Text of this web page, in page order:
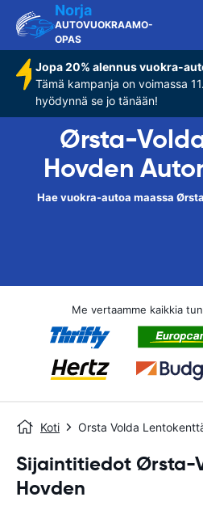
Norja
AUTOVUOKRAAMO-
OPAS
Jopa 20% alennus vuokra-
Tämä kampanja on voimassa
hyödynnä se jo tänään!
Ørsta-
Hovden
Hae vuokra-autoa maassa
Me vertaamme kaikkia
Koti Orsta Volda
Sijaintitiedot Ørsta-
Hovden